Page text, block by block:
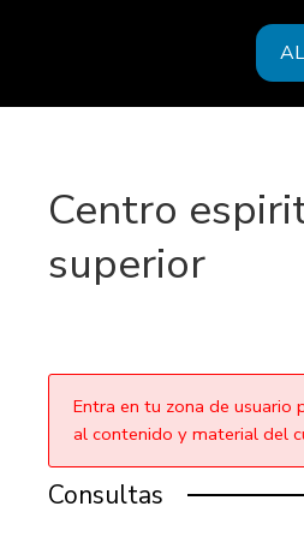
Centro
superior
Entra en tu zona de usuario
al contenido y material del
Consultas